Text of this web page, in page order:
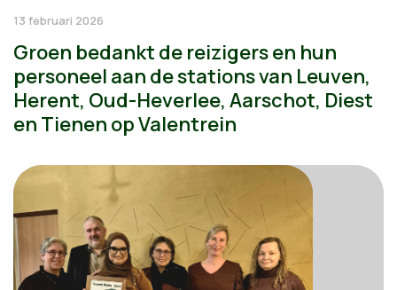
13 februari 2026
Groen bedankt de reizigers en hun
personeel aan de stations van Leuven,
Herent, Oud-Heverlee, Aarschot, Diest
en Tienen op Valentrein